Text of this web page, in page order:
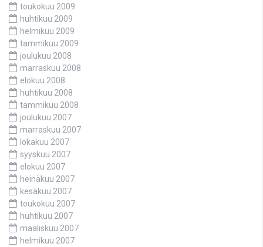
toukokuu 2009
huhtikuu 2009
helmikuu 2009
tammikuu 2009
joulukuu 2008
marraskuu 2008
elokuu 2008
huhtikuu 2008
tammikuu 2008
joulukuu 2007
marraskuu 2007
lokakuu 2007
syyskuu 2007
elokuu 2007
heinäkuu 2007
kesäkuu 2007
toukokuu 2007
huhtikuu 2007
maaliskuu 2007
helmikuu 2007